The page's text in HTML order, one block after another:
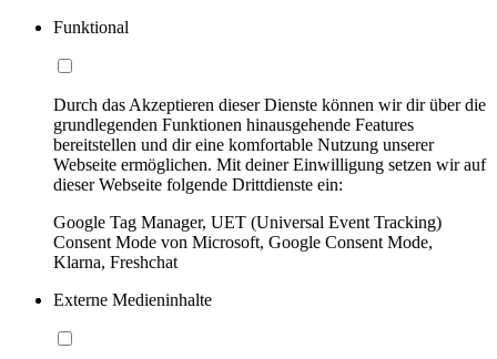
Funktional
Durch das Akzeptieren dieser Dienste können wir dir über die
grundlegenden Funktionen hinausgehende Features
bereitstellen und dir eine komfortable Nutzung unserer
Webseite ermöglichen. Mit deiner Einwilligung setzen wir auf
dieser Webseite folgende Drittdienste ein:
Google Tag Manager, UET (Universal Event Tracking)
Consent Mode von Microsoft, Google Consent Mode,
Klarna, Freshchat
Externe Medieninhalte